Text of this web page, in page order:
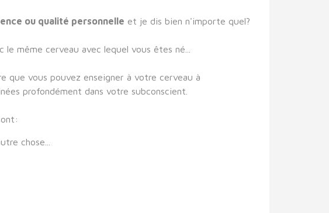
ou qualité personnelle et je dis bien n'importe quel?
même cerveau avec lequel vous êtes né...
que vous pouvez enseigner à votre cerveau à
profondément dans votre subconscient.
chose...